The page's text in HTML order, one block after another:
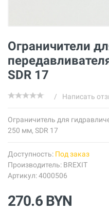
Ограничители
SDR 17
/ Написать
Ограничитель для
250 мм, SDR 17
Доступность: Под заказ
Производитель: BREXIT
Артикул: 4000506
270.6 BYN